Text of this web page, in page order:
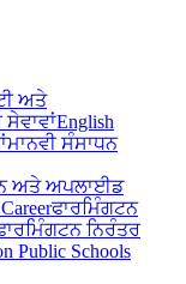
ਅਤੇ
ਸੇਵਾਵਾਂEnglish
ਮਾਨਵੀ ਸੰਸਾਧਨ
ਅਤੇ ਅਪਲਾਈਡ
ਫਾਰਮਿੰਗਟਨ
ਨਿਰੰਤਰ
Public Schools